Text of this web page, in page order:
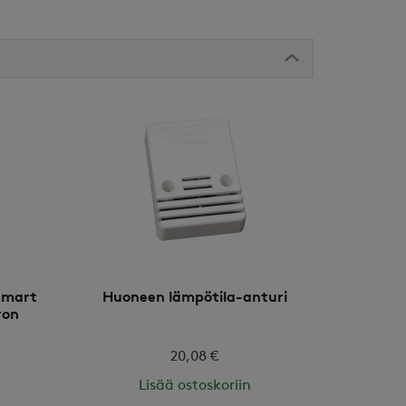
Huoneen lämpötila-anturi
20,08 €
Lisää ostoskoriin